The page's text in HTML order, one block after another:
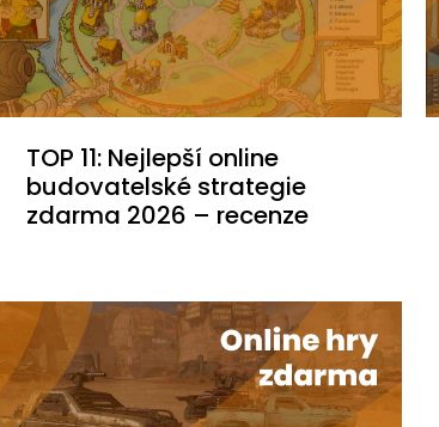
TOP 11: Nejlepší online
budovatelské strategie
zdarma 2026 – recenze